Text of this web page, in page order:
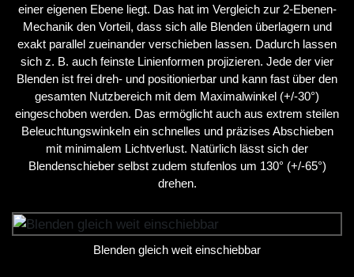
einer eigenen Ebene liegt. Das hat im Vergleich zur 2-Ebenen-
Mechanik den Vorteil, dass sich alle Blenden überlagern und
exakt parallel zueinander verschieben lassen. Dadurch lassen
sich z. B. auch feinste Linienformen projizieren. Jede der vier
Blenden ist frei dreh- und positionierbar und kann fast über den
gesamten Nutzbereich mit dem Maximalwinkel (+/-30°)
eingeschoben werden. Das ermöglicht auch aus extrem steilen
Beleuchtungswinkeln ein schnelles und präzises Abschieben
mit minimalem Lichtverlust. Natürlich lässt sich der
Blendenschieber selbst zudem stufenlos um 130° (+/-65°)
drehen.
Blenden gleich weit einschiebbar